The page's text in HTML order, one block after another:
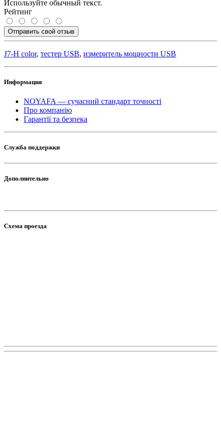
Используйте обычный текст.
Рейтинг
Отправить свой отзыв
J7-H color, тестер USB, измеритель мощности USB
Информация
NOYAFA — сучасний стандарт точності
Про компанію
Гарантії та безпека
Служба поддержки
Дополнительно
Схема проезда